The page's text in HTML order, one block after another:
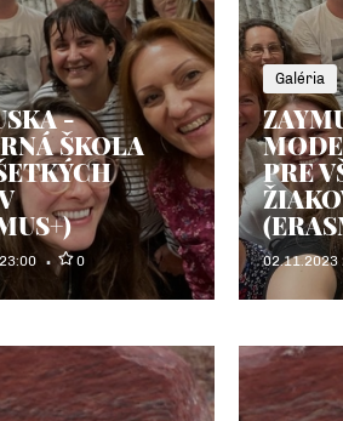
-
ŠKOLA
0
Galéria
PRE
02.11.2023